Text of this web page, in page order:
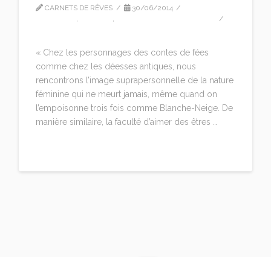
CARNETS DE RÊVES
30/06/2014
, ,
« Chez les personnages des contes de fées
comme chez les déesses antiques, nous
rencontrons l’image suprapersonnelle de la nature
féminine qui ne meurt jamais, même quand on
l’empoisonne trois fois comme Blanche-Neige. De
manière similaire, la faculté d’aimer des êtres …